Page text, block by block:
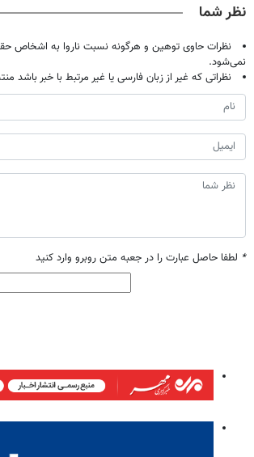
نظر شما
نظرات حاوی توهین و هرگونه نسبت ناروا به اشخاص
نمی‌شود.
نظراتی که غیر از زبان فارسی یا غیر مرتبط با خبر باشد
* لطفا حاصل عبارت را در جعبه متن روبرو وارد کنید